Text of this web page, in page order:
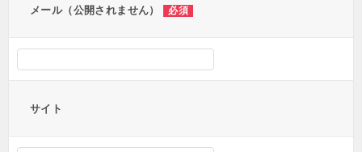
メール（公開されません） 必須
サイト